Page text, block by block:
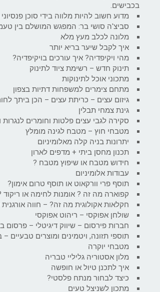
בכבישים.
מדוע חשוב להיות מלווה בידי סוכן
סביצ'ה סושי בר: המפגש המושלם בין
מלונה לכלב מעץ מלא
איך לקבל שיער בריא יותר
מהי ויקיפדיה? איך עורכים בויקיפדיה?
תינוק חדש – רשימת ציוד לתינוק
מתכוני אוכל לתינוקות
מתחם צימרים למשפחות דתיות בצפון
גיזום עצים – כריתת עצים – הכן ביתך
גינת צמחי תבלין
סקירה לגבי עצים פלטות וחומרים לנגרות
מטבחי חוץ – מטבח לגינה מומלץ
יתרונות בניה קלה מאלומיניום
תכנון מחסן ביתי + מדפים לארון
חידוש מטבח או שיפוץ מטבח ?
עבודות אלומיניום
תוסף פרי וורקאוט או תוסף טרום אימון?
קפוארה מה זה ? אומנות לחימה או ריקוד
חקלאות אקולוגית מה זה? – חווה
שולחן אפוקסי – ריהוט אפוקסי
חברות פירסום – שיווק דיגיטלי – פרסום
תוספי תזונה, ויטמינים ומוצרים טבעיים
מטבחי יוקרה
מלון אסטוריה גליליי טבריה
איך לתכנן טיול או חופשה
כיצד לבחור מנתח פלסטי?
מתכון לשניצל טעים